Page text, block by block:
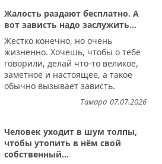
Жалость раздают бесплатно. А
вот зависть надо заслужить...
Жестко конечно, но очень
жизненно. Хочешь, чтобы о тебе
говорили, делай что-то великое,
заметное и настоящее, а такое
обычно вызывает зависть.
07.07.2026
Тамара
Человек уходит в шум толпы,
чтобы утопить в нём свой
собственный...